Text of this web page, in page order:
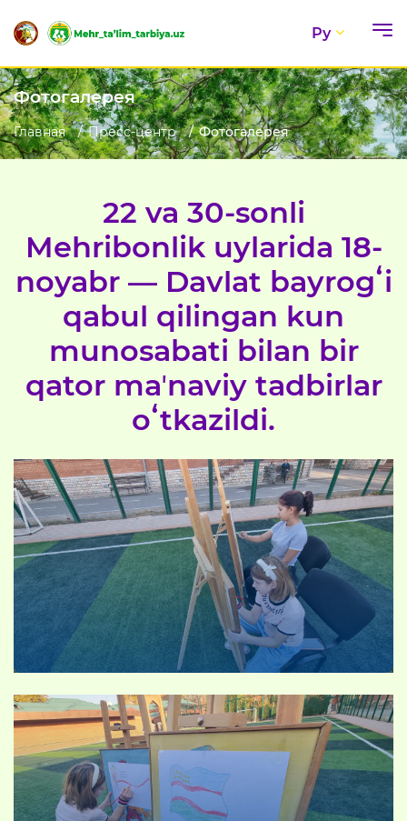
Ру
Фотогалерея
Главная Пресс-центр Фотогалерея
22 va 30-sonli
Mehribonlik uylarida 18-
noyabr — Davlat bayrogʻi
qabul qilingan kun
munosabati bilan bir
qator maʼnaviy tadbirlar
oʻtkazildi.